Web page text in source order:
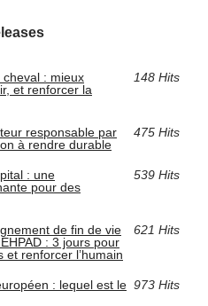
: mieux
et renforcer la
148 Hits
responsable par
à rendre durable
475 Hits
: une
pour des
539 Hits
de fin de vie
: 3 jours pour
renforcer l’humain
621 Hits
: lequel est le 973 Hits